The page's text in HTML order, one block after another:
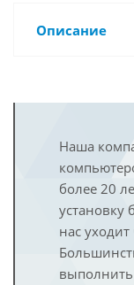
Описание
Наша
более 20
установку
нас